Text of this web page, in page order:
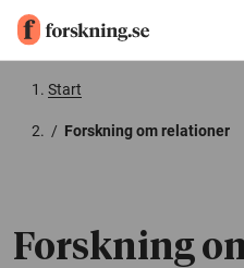
Start
/ Forskning om relationer
Forskning